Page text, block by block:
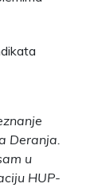
Deranja.
u
HUP-